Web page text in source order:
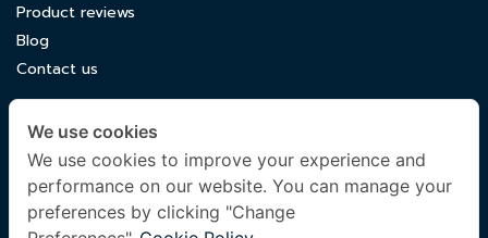
Product reviews
Blog
Contact us
luxuryking.mattress@gmail.com
082 419 9871
We use cookies
We use cookies to improve your experience and
performance on our website. You can manage your
preferences by clicking "Change